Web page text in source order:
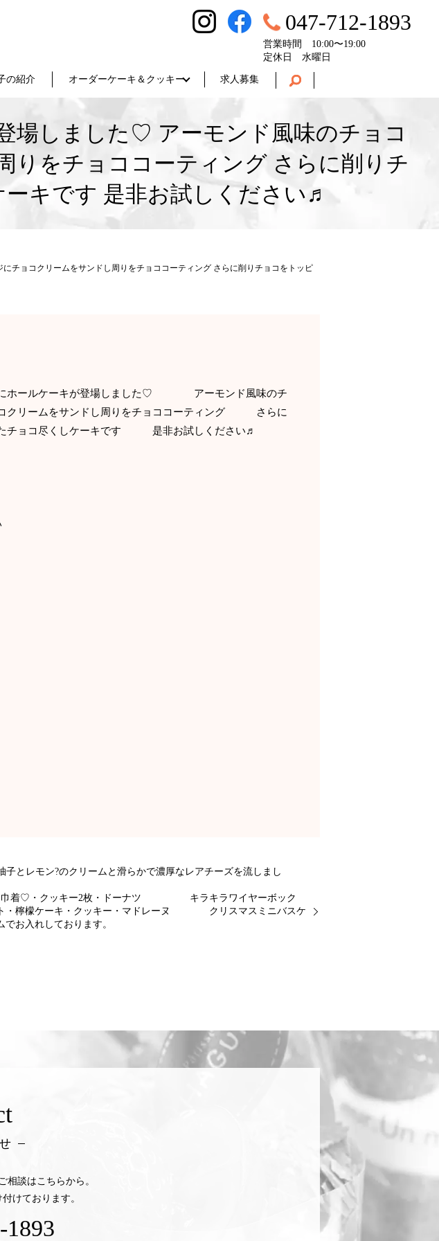
の紹介 オーダーケーキ＆クッキー 求人募集
047-712-1893
営業時間 10:00〜19:00
定休日 水曜日
場しました♡ アーモンド風味のチョコ
りをチョココーティング さらに削りチ
キです 是非お試しください♬
チョコクリームをサンドし周りをチョココーティング さらに削りチョコをトッピ
にホールケーキが登場しました♡ アーモンド風味のチ
コクリームをサンドし周りをチョココーティング さらに
したチョコ尽くしケーキです 是非お試しください♬
レモン?のクリームと滑らかで濃厚なレアチーズを流しまし
♡・クッキー2枚・ドーナツ キラキラワイヤーボック
・檸檬ケーキ・クッキー・マドレーヌ クリスマスミニバスケ
入れしております。
相談はこちらから。
けております。
1893